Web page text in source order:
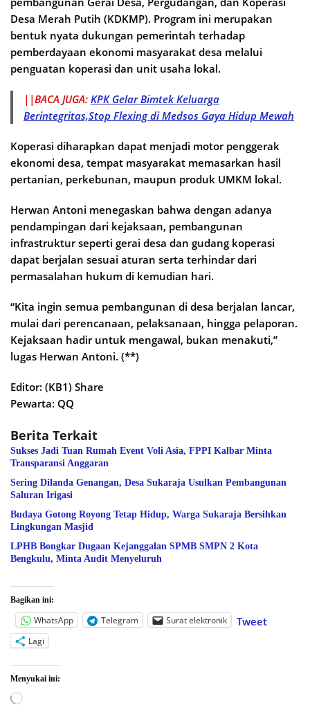
Desa Merah Putih (KDKMP). Program ini merupakan
bentuk nyata dukungan pemerintah terhadap
pemberdayaan ekonomi masyarakat desa melalui
penguatan koperasi dan unit usaha lokal.
||BACA JUGA: KPK Gelar Bimtek Keluarga
Berintegritas,Stop Flexing di Medsos Gaya Hidup Mewah
Koperasi diharapkan dapat menjadi motor penggerak
ekonomi desa, tempat masyarakat memasarkan hasil
pertanian, perkebunan, maupun produk UMKM lokal.
Herwan Antoni menegaskan bahwa dengan adanya
pendampingan dari kejaksaan, pembangunan
infrastruktur seperti gerai desa dan gudang koperasi
dapat berjalan sesuai aturan serta terhindar dari
permasalahan hukum di kemudian hari.
“Kita ingin semua pembangunan di desa berjalan lancar,
mulai dari perencanaan, pelaksanaan, hingga pelaporan.
Kejaksaan hadir untuk mengawal, bukan menakuti,”
lugas Herwan Antoni. (**)
Editor: (KB1) Share
Pewarta: QQ
Berita Terkait
Sukses Jadi Tuan Rumah Event Voli Asia, FPPI Kalbar Minta
Transparansi Anggaran
Sering Dilanda Genangan, Desa Sukaraja Usulkan Pembangunan
Saluran Irigasi
Budaya Gotong Royong Tetap Hidup, Warga Sukaraja Bersihkan
Lingkungan Masjid
LPHB Bongkar Dugaan Kejanggalan SPMB SMPN 2 Kota
Bengkulu, Minta Audit Menyeluruh
Bagikan ini:
WhatsApp Telegram Surat elektronik Tweet
Lagi
Menyukai ini:
Memuat...